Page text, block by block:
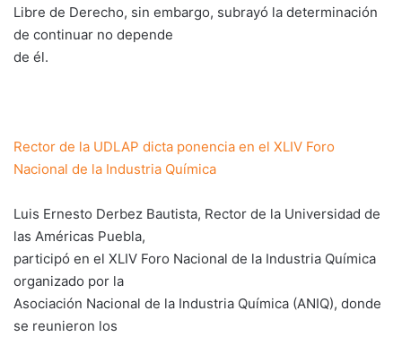
Libre de Derecho, sin embargo, subrayó la determinación
de continuar no depende
de él.
Rector de la UDLAP dicta ponencia en el XLIV Foro
Nacional de la Industria Química
Luis Ernesto Derbez Bautista, Rector de la Universidad de
las Américas Puebla,
participó en el XLIV Foro Nacional de la Industria Química
organizado por la
Asociación Nacional de la Industria Química (ANIQ), donde
se reunieron los